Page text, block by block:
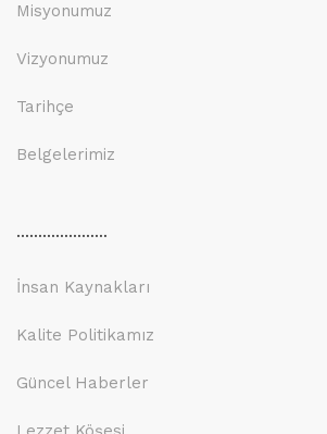
Misyonumuz
Vizyonumuz
Tarihçe
Belgelerimiz
.....................
İnsan Kaynakları
Kalite Politikamız
Güncel Haberler